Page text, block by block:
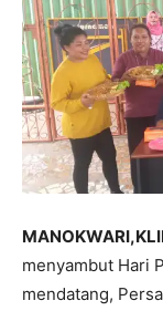
menyambut Hari
mendatang,